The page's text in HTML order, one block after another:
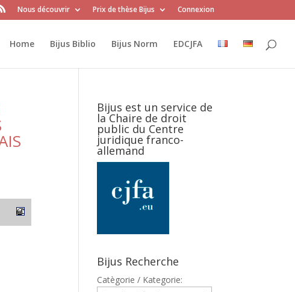
Nous découvrir Prix de thèse Bijus Connexion
Home Bijus Biblio Bijus Norm EDCJFA
Bijus est un service de
la Chaire de droit
public du Centre
juridique franco-
allemand
Bijus Recherche
Catègorie / Kategorie: